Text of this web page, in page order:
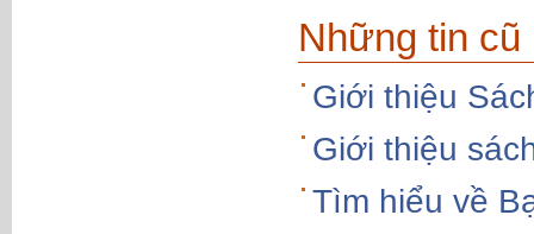
Những tin cũ
Giới thiệu
Giới thiệu
Tìm hiểu về